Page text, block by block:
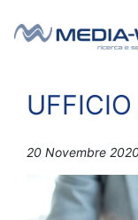
20 Novembre